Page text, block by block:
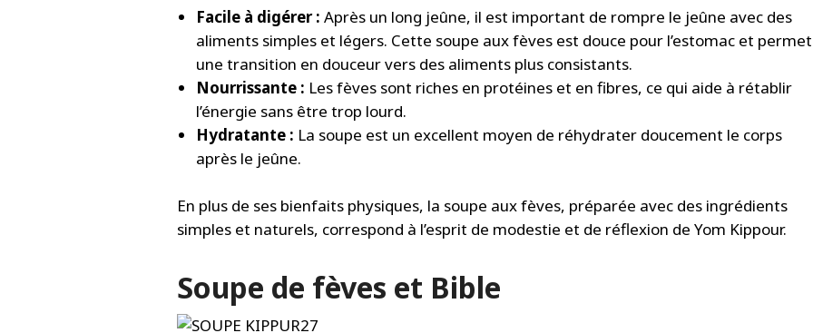
Facile à digérer : Après un long jeûne, il est important de rompre le jeûne avec des
aliments simples et légers. Cette soupe aux fèves est douce pour l’estomac et permet
une transition en douceur vers des aliments plus consistants.
Nourrissante : Les fèves sont riches en protéines et en fibres, ce qui aide à rétablir
l’énergie sans être trop lourd.
Hydratante : La soupe est un excellent moyen de réhydrater doucement le corps
après le jeûne.
En plus de ses bienfaits physiques, la soupe aux fèves, préparée avec des ingrédients
simples et naturels, correspond à l’esprit de modestie et de réflexion de Yom Kippour.
Soupe de fèves et Bible